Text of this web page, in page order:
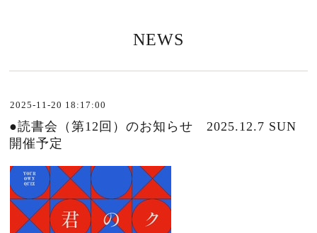
NEWS
2025-11-20 18:17:00
●読書会（第12回）のお知らせ 2025.12.7 SUN
開催予定